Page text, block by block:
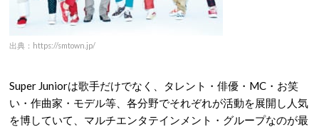
出典：https://smtown.jp/
Super Juniorは歌手だけでなく、タレント・俳優・MC・お笑
い・作曲家・モデル等、各分野でそれぞれが活動を展開し人気
を博していて、マルチエンタテインメント・グループなのが最